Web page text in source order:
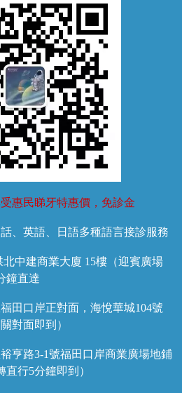
惠民睇牙特惠價，免診金
、英語、日語多種語言接診服務
中建商業大廈 15樓（迎賓廣場
鐘直達
田口岸正對面，海悅華城104號
對面即到）
亨路3-1號福田口岸商業廣場地鋪
行5分鐘即到）